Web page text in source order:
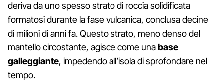
deriva da uno spesso strato di roccia solidificata
formatosi durante la fase vulcanica, conclusa decine
di milioni di anni fa. Questo strato, meno denso del
mantello circostante, agisce come unabase
galleggiante, impedendo all’isola di sprofondare nel
tempo.